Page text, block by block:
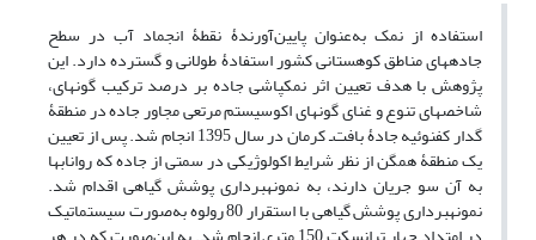
استفاده از نمک به‌عنوان پایین‌آورندۀ نقطۀ انجماد آب در سطح
جاده‏های مناطق کوهستانی کشور استفادۀ طولانی و گسترده دارد. این
پژوهش با هدف تعیین اثر نمک‏پاشی جاده بر درصد ترکیب گونه‏ای،
شاخص‏های تنوع و غنای گونه‏ای اکوسیستم مرتعی مجاور جاده در منطقۀ
گدار کفنوئیه جادۀ بافت‌ـ کرمان در سال 1395 انجام شد. پس از تعیین
یک منطقۀ همگن از نظر شرایط اکولوژیکی در سمتی از جاده که رواناب‏ها
به آن سو جریان دارند، به نمونه‏برداری پوشش گیاهی اقدام شد.
نمونه‏برداری پوشش گیاهی با استقرار 80 رولوه به‌صورت سیستماتیک